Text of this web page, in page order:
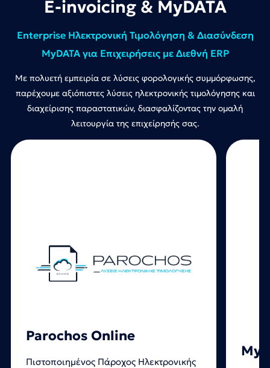
E-invoicing & MyDATA
Enterprise Ηλεκτρονική Τιμολόγηση & Διασύνδεση
MyDATA για Επιχειρήσεις με Διεθνή ERP
Με πολυετή εμπειρία σε λύσεις φορολογικής συμμόρφωσης,
παρέχουμε αξιόπιστες λύσεις ηλεκτρονικής τιμολόγησης και
διαχείρισης παραστατικών, διασφαλίζοντας την ομαλή
λειτουργία της επιχείρησής σας.
Parochos Online
Πιστοποιημένος Πάροχος Ηλεκτρονικής